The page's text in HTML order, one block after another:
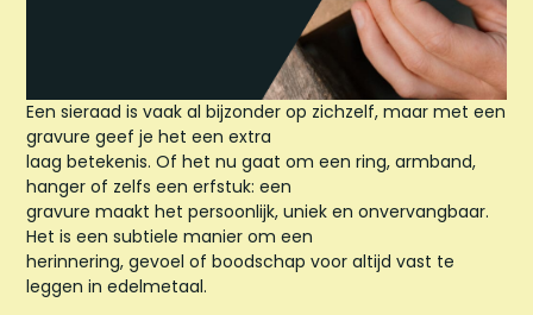
Een sieraad is vaak al bijzonder op zichzelf, maar met een
gravure geef je het een extra
laag betekenis. Of het nu gaat om een ring, armband,
hanger of zelfs een erfstuk: een
gravure maakt het persoonlijk, uniek en onvervangbaar.
Het is een subtiele manier om een
herinnering, gevoel of boodschap voor altijd vast te
leggen in edelmetaal.